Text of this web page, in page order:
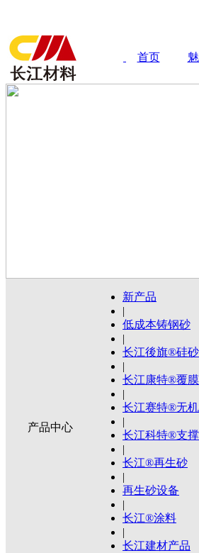
首页
产品中心
新产品
|
低成本铸钢砂
|
长江後旗®硅砂
|
长江康特®覆
|
长江赛特®无
|
长江科特®支撑
|
长江®再生砂
|
再生砂设备
|
长江®涂料
|
长江建材产品